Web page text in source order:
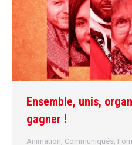
Ensemble, unis,
gagner !
Animation Communiqués